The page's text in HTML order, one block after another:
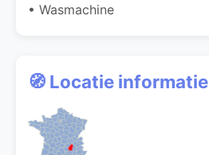
• Wasmachine
🧭 Locatie informatie